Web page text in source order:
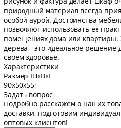
природный материал всегда
особой аурой. Достоинства
позволяют использовать ее
помещениях дома или квартиры.
дерева - это идеальное решение
своем здоровье.
Характеристики
Размер ШxВxГ
90x50x55;
Задать вопрос
Подробно расскажем о наших
доставки, подготовим
оптовых клиентов!